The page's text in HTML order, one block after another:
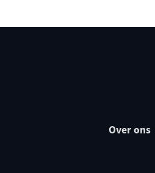
Over ons